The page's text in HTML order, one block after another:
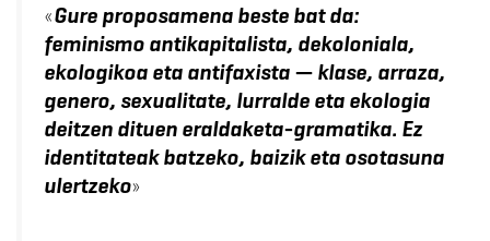
«Gure proposamena beste bat da:
feminismo antikapitalista, dekoloniala,
ekologikoa eta antifaxista — klase, arraza,
genero, sexualitate, lurralde eta ekologia
deitzen dituen eraldaketa-gramatika. Ez
identitateak batzeko, baizik eta osotasuna
ulertzeko»